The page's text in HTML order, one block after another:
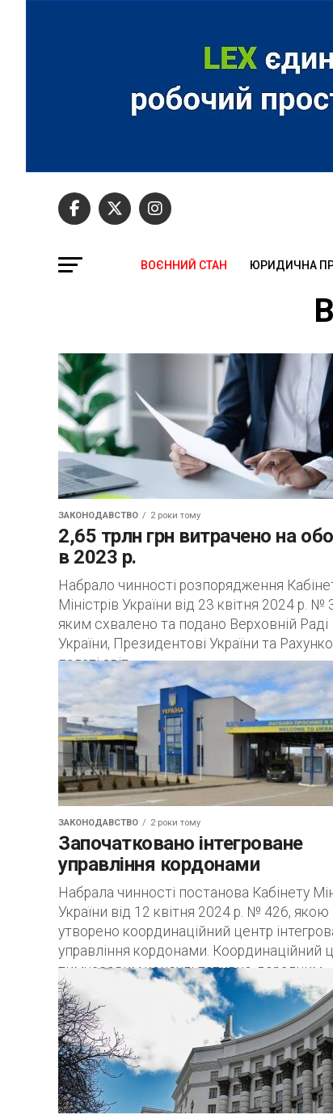
ВОЄННИЙ СТАН ЮРИДИЧНА
ЗАКОНОДАВСТВО 2 роки тому
2,65 трлн грн витрачено на
в 2023 р.
Набрало чинності розпорядження
Міністрів України від 23 квітня 2024 р. №
яким схвалено та подано Верховній Раді
України, Президентові України та
палаті звіт...
ЗАКОНОДАВСТВО 2 роки тому
Започатковано інтегроване
управління кордонами
Набрала чинності постанова Кабінету
України від 12 квітня 2024 р. № 426, якою
утворено координаційний центр
управління кордонами. Координаційний
тимчасовим консультативно-дорадчим
органом...